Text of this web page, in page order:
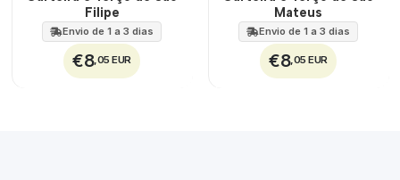
Filipe
Envio de 1 a 3 dias
€8,05 EUR
Mateus
Envio de 1 a 3 dias
€8,05 EUR